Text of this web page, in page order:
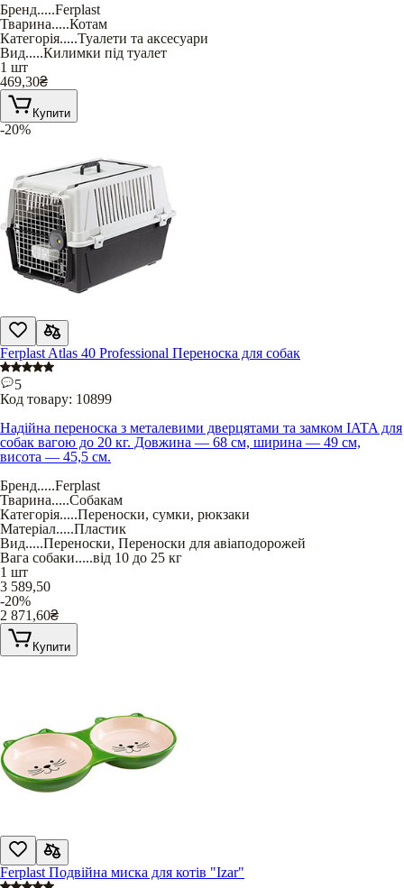
Бренд.....Ferplast
Тварина.....Котам
Категорія.....Туалети та аксесуари
Вид.....Килимки під туалет
1 шт
469,30₴
Купити
-20%
Ferplast Atlas 40 Professional Переноска для собак
5
Код товару: 10899
Надійна переноска з металевими дверцятами та замком IATA для
собак вагою до 20 кг. Довжина — 68 см, ширина — 49 см,
висота — 45,5 см.
Бренд.....Ferplast
Тварина.....Собакам
Категорія.....Переноски, сумки, рюкзаки
Матеріал.....Пластик
Вид.....Переноски, Переноски для авіаподорожей
Вага собаки.....від 10 до 25 кг
1 шт
3 589,50
-20%
2 871,60₴
Купити
Ferplast Подвійна миска для котів "Izar"